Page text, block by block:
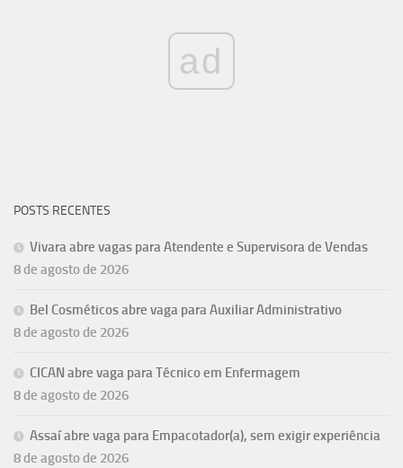
ad
POSTS RECENTES
Vivara abre vagas para Atendente e Supervisora de Vendas
8 de agosto de 2026
Bel Cosméticos abre vaga para Auxiliar Administrativo
8 de agosto de 2026
CICAN abre vaga para Técnico em Enfermagem
8 de agosto de 2026
Assaí abre vaga para Empacotador(a), sem exigir experiência
8 de agosto de 2026